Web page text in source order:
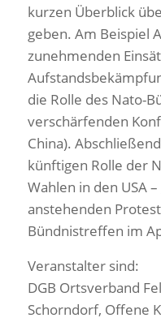
kurzen Überblick
geben. Am Beispiel
zunehmenden
die Rolle des Nato-
verschärfenden
China).
künftigen Rolle der
Wahlen in den USA
anstehenden
Bündnistreffen im
Veranstalter sind:
DGB Ortsverband
Schorndorf, Offene